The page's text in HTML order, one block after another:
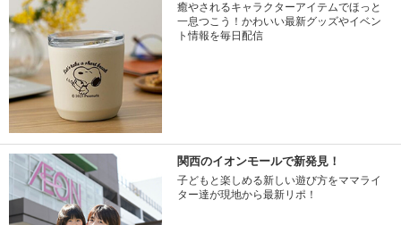
癒やされるキャラクターアイテムでほっと
一息つこう！かわいい最新グッズやイベン
ト情報を毎日配信
関西のイオンモールで新発見！
子どもと楽しめる新しい遊び方をママライ
ター達が現地から最新リポ！